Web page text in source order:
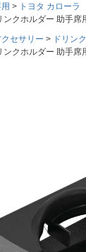
トヨタ カローラ
ンクホルダー 助手席
セサリー ドリン
ンクホルダー 助手席